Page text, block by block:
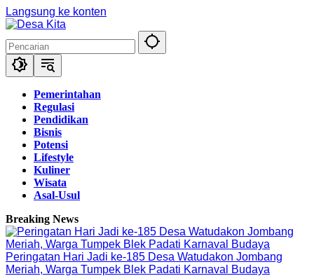
Langsung ke konten
Pemerintahan
Regulasi
Pendidikan
Bisnis
Potensi
Lifestyle
Kuliner
Wisata
Asal-Usul
Breaking News
Peringatan Hari Jadi ke-185 Desa Watudakon Jombang
Meriah, Warga Tumpek Blek Padati Karnaval Budaya